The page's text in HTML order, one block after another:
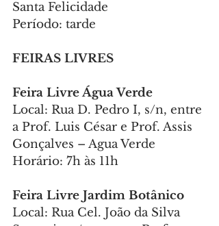
Santa Felicidade
Período: tarde
FEIRAS LIVRES
Feira Livre Água Verde
Local: Rua D. Pedro I, s/n, entre
a Prof. Luis César e Prof. Assis
Gonçalves – Agua Verde
Horário: 7h às 11h
Feira Livre Jardim Botânico
Local: Rua Cel. João da Silva